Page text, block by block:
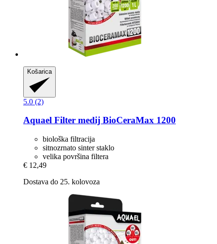
Košarica
5.0 (2)
Aquael Filter medij BioCeraMax 1200
biološka filtracija
sitnozrnato sinter staklo
velika površina filtera
€ 12,49
Dostava do 25. kolovoza